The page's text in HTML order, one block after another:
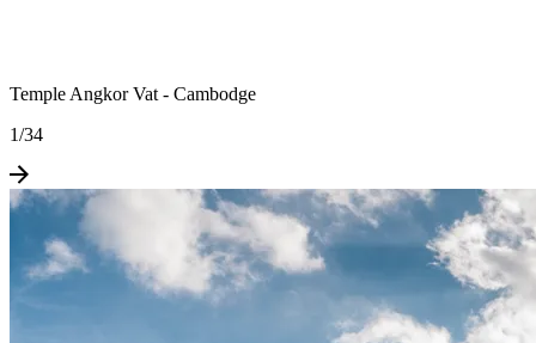
Temple Angkor Vat - Cambodge
1/34